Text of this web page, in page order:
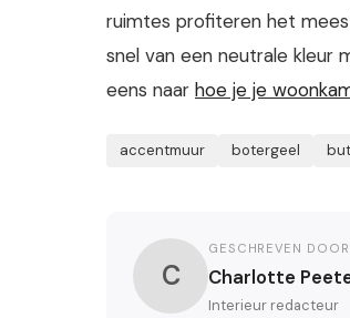
ruimtes profiteren het
snel van een neutrale kleur
eens naar hoe je je
accentmuur botergeel
C
GESCHREVEN DOOR
Charlotte
Interieur redacteur